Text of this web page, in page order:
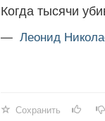
Когда тысячи
— Леонид
Сохранить